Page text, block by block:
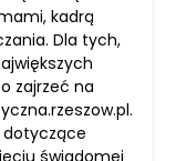
kadrą
Dla tych,
zajrzeć na
dotyczące